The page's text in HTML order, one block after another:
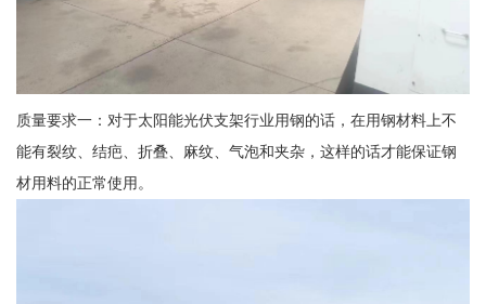
质量要求一：对于太阳能光伏支架行业用钢的话，在用钢材料上不
能有裂纹、结疤、折叠、麻纹、气泡和夹杂，这样的话才能保证钢
材用料的正常使用。